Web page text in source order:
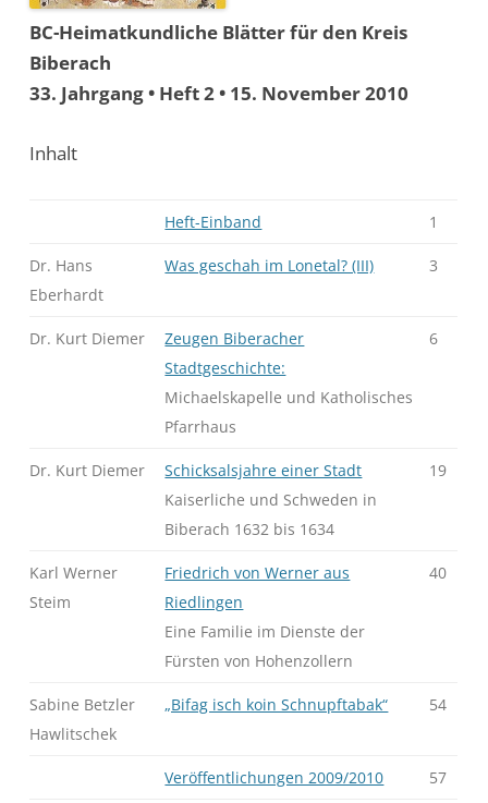
BC-Heimatkundliche Blätter für den Kreis
Biberach
33. Jahrgang • Heft 2 • 15. November 2010
Inhalt
Heft-Einband 1
Dr. Hans
Eberhardt
Was geschah im Lonetal? (III) 3
Dr. Kurt Diemer
Zeugen Biberacher
Stadtgeschichte:
Michaelskapelle und Katholisches
Pfarrhaus
6
Dr. Kurt Diemer
Schicksalsjahre einer Stadt
Kaiserliche und Schweden in
Biberach 1632 bis 1634
19
Karl Werner
Steim
Friedrich von Werner aus
Riedlingen
Eine Familie im Dienste der
Fürsten von Hohenzollern
40
Sabine Betzler
Hawlitschek
„Bifag isch koin Schnupftabak“ 54
Veröffentlichungen 2009/2010 57